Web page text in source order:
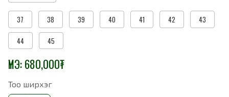
37 38 39 40 41 42 43
44 45
ҮНЭ:680,000₮
Тоо ширхэг